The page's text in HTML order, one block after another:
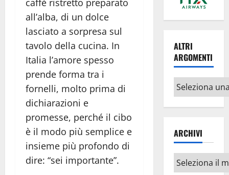
all’alba, di un dolce
lasciato a sorpresa sul
tavolo della cucina. In
Italia l’amore spesso
prende forma tra i
fornelli, molto prima di
dichiarazioni e
promesse, perché il cibo
è il modo più semplice e
insieme più profondo di
dire: “sei importante”.
ALTRI
ARGOMENTI
Altri
argomenti
ARCHIVI
Archivi